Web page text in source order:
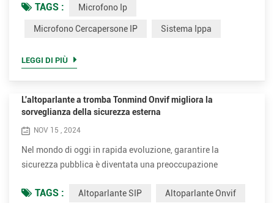
all'avanguardia porta un nuovo livello di praticità,
professionalità e velocità nel regno del sistema PA IP,
al...
TAGS : Microfono Ip
Microfono Cercapersone IP Sistema Ippa
LEGGI DI PIÙ
L'altoparlante a tromba Tonmind Onvif migliora la
sorveglianza della sicurezza esterna
NOV 15 , 2024
Nel mondo di oggi in rapida evoluzione, garantire la
sicurezza pubblica è diventata una preoccupazione
Tonmind, fornitore leader di audio IP, ha introdotto le sue
TAGS : Altoparlante SIP Altoparlante Onvif